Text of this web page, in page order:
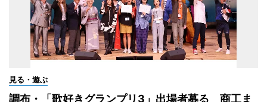
見る・遊ぶ
調布・「歌好きグランプリ3」出場者募る 商工ま